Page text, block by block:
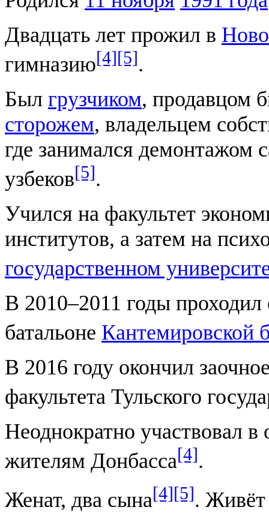
Двадцать лет прожил в
гимназию[4][5].
Был грузчиком, продавцом
сторожем, владельцем
где занимался демонтажом
узбеков[5].
Учился на факультет
институтов, а затем на
государственном
В 2010–2011 годы
батальоне Кантемировской
В 2016 году окончил
факультета Тульского
Неоднократно участвовал
жителям Донбасса[4].
Женат, два сына[4][5].